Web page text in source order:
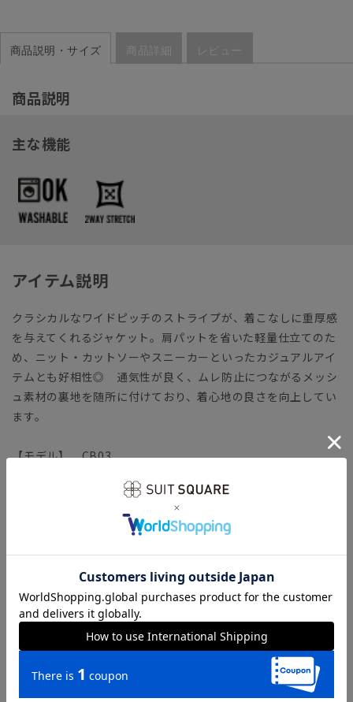
商品説明・サイズ 商品詳細 レビュー
商品説明
主な機能
アイテム説明
クラシカルなワイドピッチのストライプが、着こなしに重厚感
を与えてくれるジャケット。肩パットを省いた軽量仕立てのた
め、ニット・カットソーやスニーカーといったカジュアルアイ
テムとも好相性◎ 通気性が良く、ムレ防止につながるメッシ
ュ素材の裏地を随所に付けており、着心地の良さを向上してい
ます。
【モデル】 CB03
デル。モダンなシルエットながら、軽めの副資材で窮屈さを感
じさせません。ラウンドしたフロントカットやサイドベンツな
ど、クラシカルなディテールを採用。
【生地ブランド】 Ozdoku Tekstil（オズドク テキスタイ
ル）
1970年にトルコのイスタンブールで創業された『Ozdoku
Tekstil（オズドク テキスタイル）』。ヨーロッパにて歴史の
ある素材ブランドの一社です。
今回は、まるでウール100%素材のような、ふんわりとソフト
な質感を表現したTR素材を使用。見た目の高級感を保持しつ